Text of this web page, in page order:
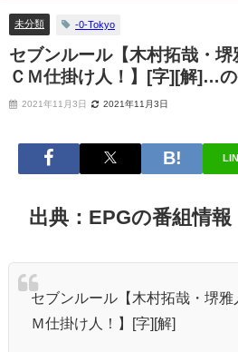
未分類 -0-Tokyo
セブンルール【木村拓哉・
ＣＭ仕掛け人！】[字][解]…
2021年11月3日 2021年11月3日
出典：EPGの番組情報
セブンルール【木村拓哉・堺
Ｍ仕掛け人！】[字][解]